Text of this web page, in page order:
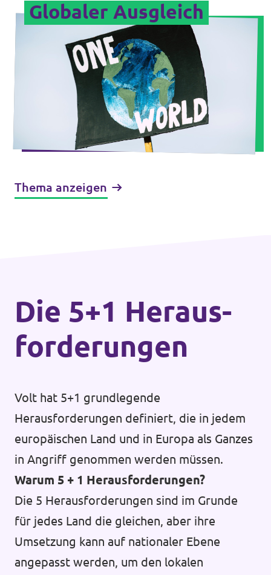
Globaler Ausgleich
Thema anzeigen
Die 5+1 Heraus­
forderungen
Volt hat 5+1 grundlegende
Herausforderungen definiert, die in jedem
europäischen Land und in Europa als Ganzes
in Angriff genommen werden müssen.
Warum 5 + 1 Herausforderungen?
Die 5 Herausforderungen sind im Grunde
für jedes Land die gleichen, aber ihre
Umsetzung kann auf nationaler Ebene
angepasst werden, um den lokalen